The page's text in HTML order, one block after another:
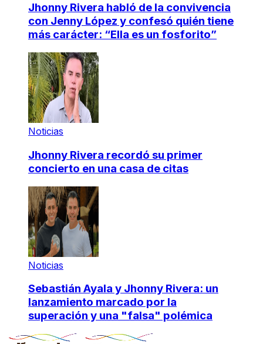
Jhonny Rivera habló de la convivencia
con Jenny López y confesó quién tiene
más carácter: “Ella es un fosforito”
Noticias
Jhonny Rivera recordó su primer
concierto en una casa de citas
Noticias
Sebastián Ayala y Jhonny Rivera: un
lanzamiento marcado por la
superación y una "falsa" polémica